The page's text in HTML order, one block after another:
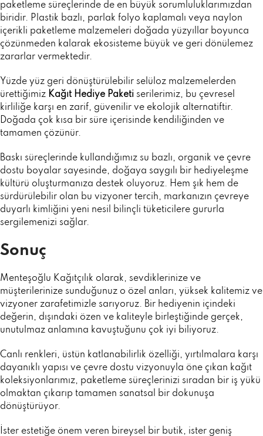
paketleme süreçlerinde de en büyük sorumluluklarımızdan
biridir. Plastik bazlı, parlak folyo kaplamalı veya naylon
içerikli paketleme malzemeleri doğada yüzyıllar boyunca
çözünmeden kalarak ekosisteme büyük ve geri dönülemez
zararlar vermektedir.
Yüzde yüz geri dönüştürülebilir selüloz malzemelerden
ürettiğimiz Kağıt Hediye Paketi serilerimiz, bu çevresel
kirliliğe karşı en zarif, güvenilir ve ekolojik alternatiftir.
Doğada çok kısa bir süre içerisinde kendiliğinden ve
tamamen çözünür.
Baskı süreçlerinde kullandığımız su bazlı, organik ve çevre
dostu boyalar sayesinde, doğaya saygılı bir hediyeleşme
kültürü oluşturmanıza destek oluyoruz. Hem şık hem de
sürdürülebilir olan bu vizyoner tercih, markanızın çevreye
duyarlı kimliğini yeni nesil bilinçli tüketicilere gururla
sergilemenizi sağlar.
Sonuç
Menteşoğlu Kağıtçılık olarak, sevdiklerinize ve
müşterilerinize sunduğunuz o özel anları, yüksek kalitemiz ve
vizyoner zarafetimizle sarıyoruz. Bir hediyenin içindeki
değerin, dışındaki özen ve kaliteyle birleştiğinde gerçek,
unutulmaz anlamına kavuştuğunu çok iyi biliyoruz.
Canlı renkleri, üstün katlanabilirlik özelliği, yırtılmalara karşı
dayanıklı yapısı ve çevre dostu vizyonuyla öne çıkan kağıt
koleksiyonlarımız, paketleme süreçlerinizi sıradan bir iş yükü
olmaktan çıkarıp tamamen sanatsal bir dokunuşa
dönüştürüyor.
İster estetiğe önem veren bireysel bir butik, ister geniş